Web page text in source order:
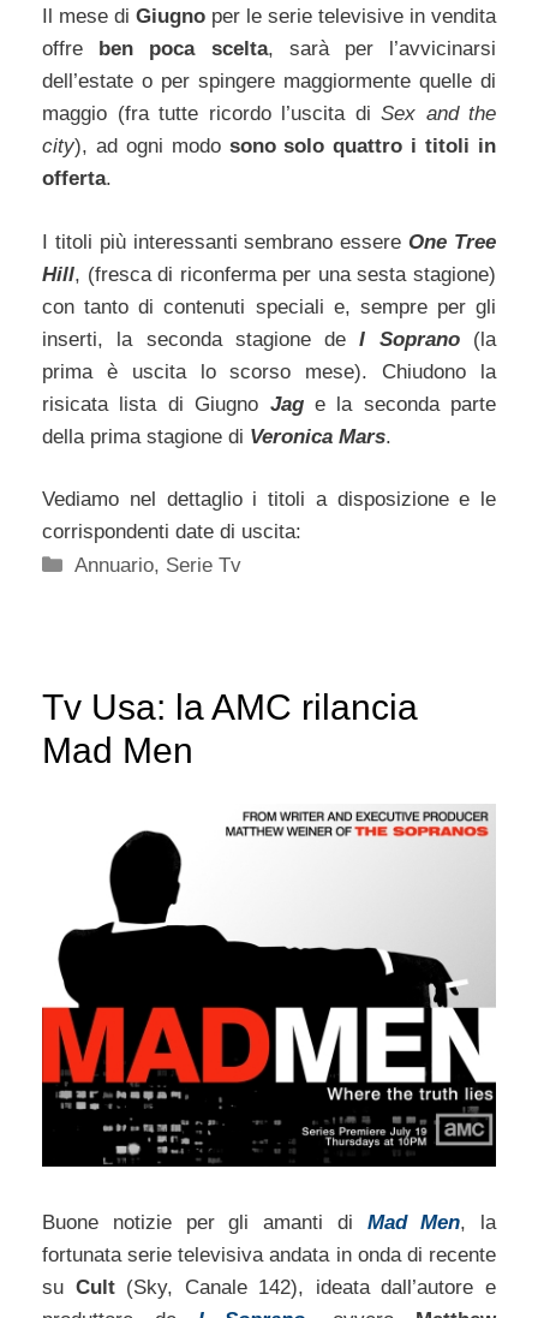
Il mese di Giugno per le serie televisive in vendita
offre ben poca scelta, sarà per l’avvicinarsi
dell’estate o per spingere maggiormente quelle di
maggio (fra tutte ricordo l’uscita di Sex and the
city), ad ogni modo sono solo quattro i titoli in
offerta.
I titoli più interessanti sembrano essereOne Tree
Hill, (fresca di riconferma per una sesta stagione)
con tanto di contenuti speciali e, sempre per gli
inserti, la seconda stagione deI Soprano(la
prima è uscita lo scorso mese). Chiudono la
risicata lista di Giugno Jage la seconda parte
della prima stagione di Veronica Mars.
Vediamo nel dettaglio i titoli a disposizione e le
corrispondenti date di uscita:
Categorie
Annuario, Serie Tv
Tv Usa: la AMC rilancia
Mad Men
Buone notizie per gli amanti di Mad Men, la
fortunata serie televisiva andata in onda di recente
su Cult(Sky, Canale 142), ideata dall’autore e